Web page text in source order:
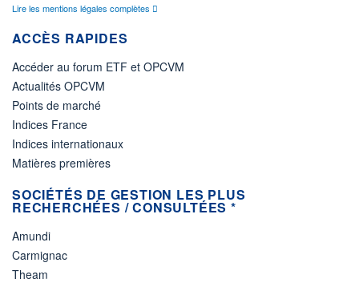
Lire les mentions légales complètes
ACCÈS RAPIDES
Accéder au forum ETF et OPCVM
Actualités OPCVM
Points de marché
Indices France
Indices internationaux
Matières premières
SOCIÉTÉS DE GESTION LES PLUS
RECHERCHÉES / CONSULTÉES *
Amundi
Carmignac
Theam